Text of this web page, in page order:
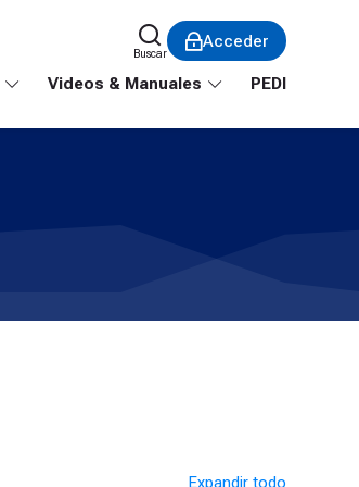
Videos & Manuales PEDI
Buscar
Acceder
Expandir todo